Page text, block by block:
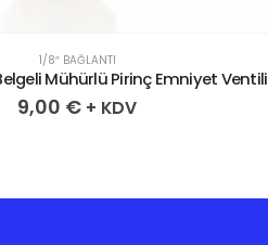
1/8″ BAĞLANTI
Mühürlü Pirinç Emniyet Ventili
9,00 € + KDV